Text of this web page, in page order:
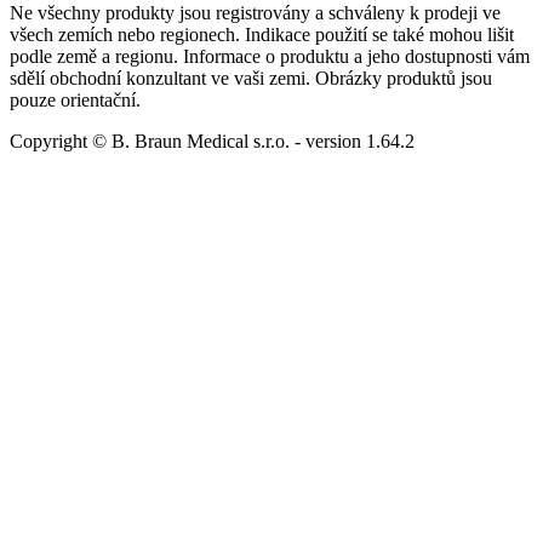
Ne všechny produkty jsou registrovány a schváleny k prodeji ve
všech zemích nebo regionech. Indikace použití se také mohou lišit
podle země a regionu. Informace o produktu a jeho dostupnosti vám
sdělí obchodní konzultant ve vaši zemi. Obrázky produktů jsou
pouze orientační.
Copyright © B. Braun Medical s.r.o. - version 1.64.2